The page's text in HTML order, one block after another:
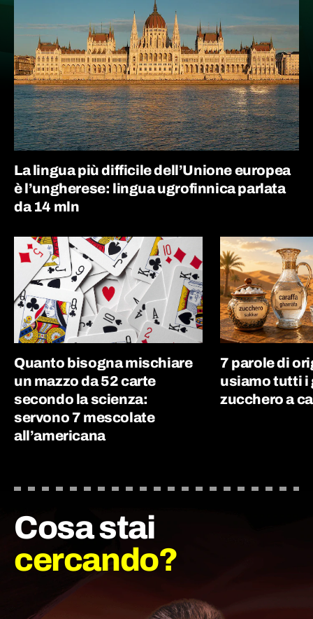
La lingua più difficile dell’Unione europea
è l’ungherese: lingua ugrofinnica parlata
da 14 mln
Quanto bisogna mischiare
un mazzo da 52 carte
secondo la scienza:
servono 7 mescolate
all’americana
7 parole di
usiamo tutti i
zucchero a
Cosa stai
cercando?